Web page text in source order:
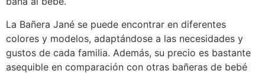
La Bañera Jané se puede encontrar en diferentes
colores y modelos, adaptándose a las necesidades y
gustos de cada familia. Además, su precio es bastante
asequible en comparación con otras bañeras de bebé